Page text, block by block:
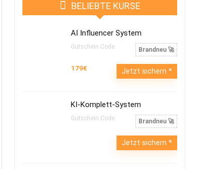
BELIEBTE KURSE
AI Influencer System
Gutschein Code: Brandneu 🚀
179€ Jetzt sichern
KI-Komplett-System
Gutschein Code: Brandneu 🚀
Jetzt sichern